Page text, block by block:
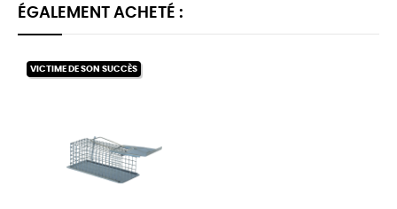
ÉGALEMENT ACHETÉ :
VICTIME DE SON SUCCÈS